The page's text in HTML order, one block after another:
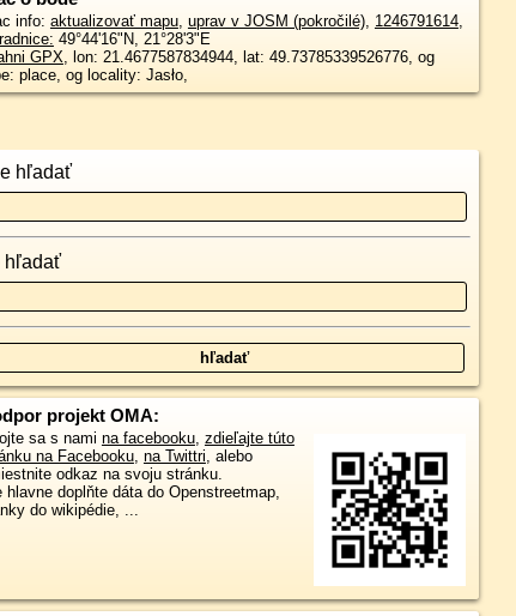
info: aktualizovať mapu, uprav v JOSM (pokročilé), 1246791614,
49°44'16"N, 21°28'3"E
GPX, lon: 21.4677587834944, lat: 49.73785339526776, og
place, og locality: Jasło,
hľadať
hľadať
projekt OMA:
sa s nami na facebooku, zdieľajte túto
na Facebooku, na Twittri, alebo
odkaz na svoju stránku.
hlavne doplňte dáta do Openstreetmap,
do wikipédie, ...